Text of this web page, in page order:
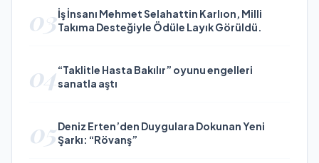
03İş İnsanı Mehmet Selahattin Karlıon, Milli
Takıma Desteğiyle Ödüle Layık Görüldü.
04“Taklitle Hasta Bakılır” oyunu engelleri
sanatla aştı
05Deniz Erten’den Duygulara Dokunan Yeni
Şarkı: “Rövanş”